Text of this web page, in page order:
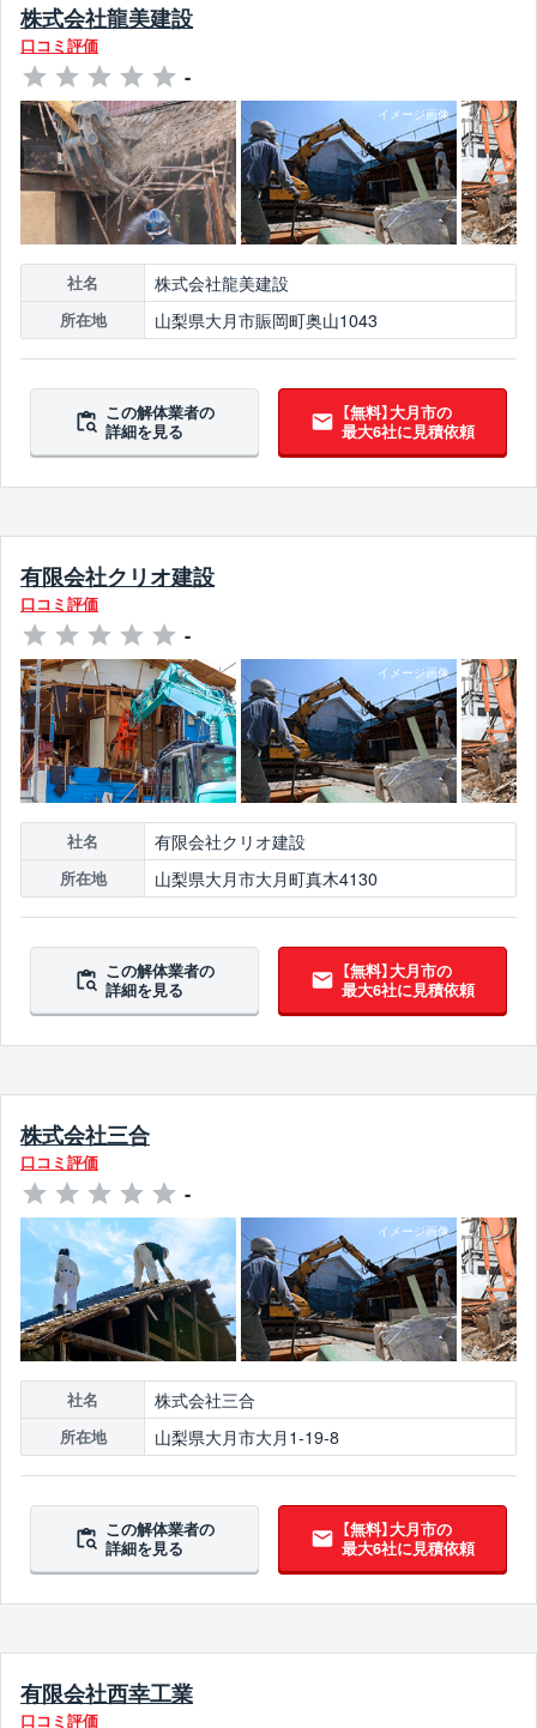
株式会社龍美建設
口コミ評価
-
社名 株式会社龍美建設
所在地 山梨県大月市賑岡町奥山1043
この解体業者の
詳細を見る
【無料】大月市の
最大6社に見積依頼
有限会社クリオ建設
口コミ評価
-
社名 有限会社クリオ建設
所在地 山梨県大月市大月町真木4130
この解体業者の
詳細を見る
【無料】大月市の
最大6社に見積依頼
株式会社三合
口コミ評価
-
社名 株式会社三合
所在地 山梨県大月市大月1-19-8
この解体業者の
詳細を見る
【無料】大月市の
最大6社に見積依頼
有限会社西幸工業
口コミ評価